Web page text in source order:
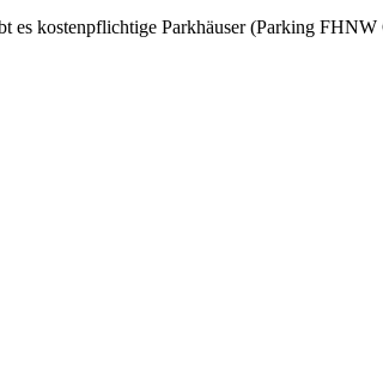
kostenpflichtige Parkhäuser (Parking